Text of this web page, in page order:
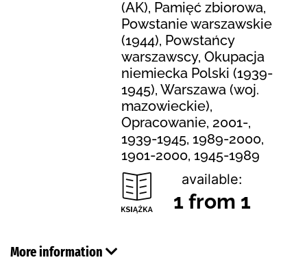
(AK), Pamięć zbiorowa,
Powstanie warszawskie
(1944), Powstańcy
warszawscy, Okupacja
niemiecka Polski (1939-
1945), Warszawa (woj.
mazowieckie),
Opracowanie, 2001-,
1939-1945, 1989-2000,
1901-2000, 1945-1989
available:
1 from 1
More information